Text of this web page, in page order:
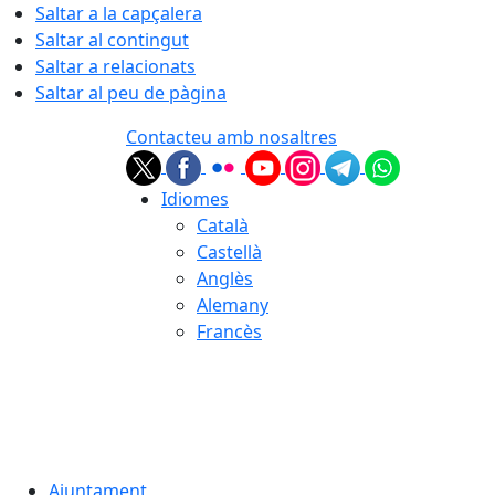
Saltar a la capçalera
Saltar al contingut
Saltar a relacionats
Saltar al peu de pàgina
Contacteu amb nosaltres
Idiomes
Català
Castellà
Anglès
Alemany
Francès